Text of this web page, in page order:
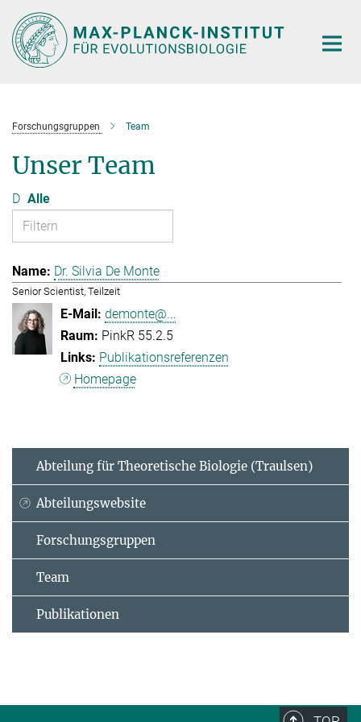
Hauptinhalt
Forschungsgruppen Team
Unser Team
D Alle
Dr. Silvia De Monte
Senior Scientist, Teilzeit
demonte@...
PinkR 55.2.5
Publikationsreferenzen
Homepage
Abteilung für Theoretische Biologie (Traulsen)
Abteilungswebsite
Forschungsgruppen
Team
Publikationen